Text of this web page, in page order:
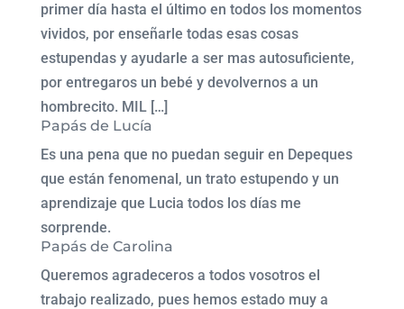
primer día hasta el último en todos los momentos
vividos, por enseñarle todas esas cosas
estupendas y ayudarle a ser mas autosuficiente,
por entregaros un bebé y devolvernos a un
hombrecito. MIL […]
Papás de Lucía
Es una pena que no puedan seguir en Depeques
que están fenomenal, un trato estupendo y un
aprendizaje que Lucia todos los días me
sorprende.
Papás de Carolina
Queremos agradeceros a todos vosotros el
trabajo realizado, pues hemos estado muy a